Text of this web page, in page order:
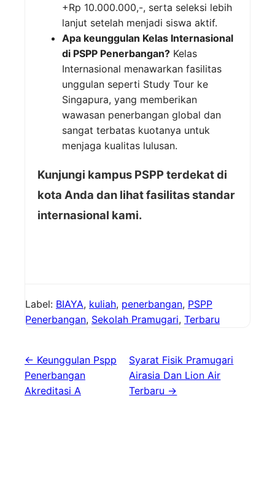
+Rp 10.000.000,-, serta seleksi lebih
lanjut setelah menjadi siswa aktif.
Apa keunggulan Kelas Internasional
di PSPP Penerbangan? Kelas
Internasional menawarkan fasilitas
unggulan seperti Study Tour ke
Singapura, yang memberikan
wawasan penerbangan global dan
sangat terbatas kuotanya untuk
menjaga kualitas lulusan.
Kunjungi kampus PSPP terdekat di
kota Anda dan lihat fasilitas standar
internasional kami.
Label: BIAYA, kuliah, penerbangan, PSPP
Penerbangan, Sekolah Pramugari, Terbaru
← Keunggulan Pspp
Penerbangan
Akreditasi A
Syarat Fisik Pramugari
Airasia Dan Lion Air
Terbaru →